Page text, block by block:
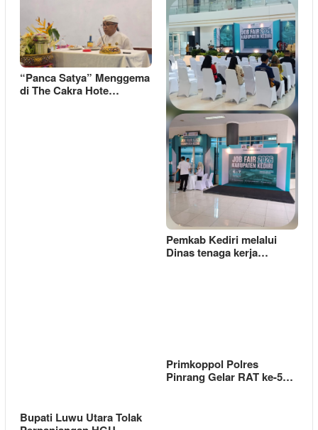
“Panca Satya” Menggema
di The Cakra Hote…
Pemkab Kediri melalui
Dinas tenaga kerja…
Bupati Luwu Utara Tolak
Primkoppol Polres
Pinrang Gelar RAT ke-5…